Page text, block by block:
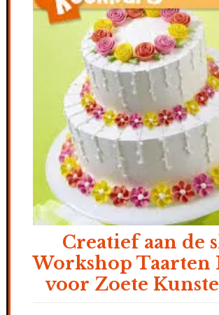
Creatief aan de
Workshop Taarten
voor Zoete